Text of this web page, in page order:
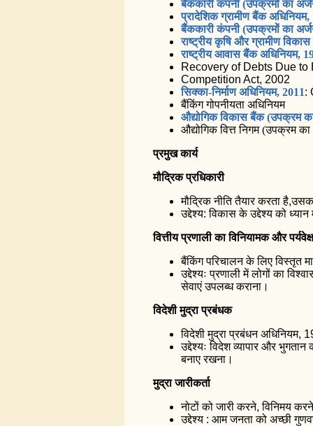
बैंककारी कंपनी (उपक्रमों का
प्रादेशिक ग्रामीण बैंक अधिनियम,
बैंककारी कंपनी (उपक्रमों का
राष्ट्रीय कृषि और ग्रामीण
राष्ट्रीय आवास बैंक अधिनियम,
Recovery of Debts Due
Competition Act, 2002
सिक्का-निर्माण अधिनियम, 2011:
बैंकिंग गोपनीयता अधिनियम
औद्योगिक विकास बैंक (उपक्रम
औद्योगिक वित्त निगम (उपक्रम
प्रमुख कार्य
मौद्रिक प्रधिकारी
मौद्रिक नीति तैयार करता
उद्देश्य: विकास के उद्देश्य को
वित्तीय प्रणाली का विनियामक और
बैंकिंग परिचालन के लिए विस्तृत
उद्देश्यः प्रणाली में लोगों का
सेवाएं उपलब्ध कराना।
विदेशी मुद्रा प्रबंधक
विदेशी मुद्रा प्रबंधन अधिनियम,
उद्देश्यः विदेश व्यापार और
बनाए रखना।
मुद्रा जारीकर्ता
नोटों को जारी करने, विनिमय
उद्देश्य : आम जनता को अच्छी